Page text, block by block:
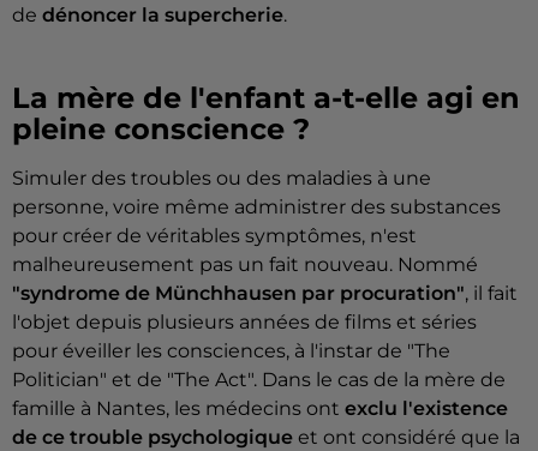
de dénoncer la supercherie.
La mère de l'enfant a-t-elle agi en
pleine conscience ?
Simuler des troubles ou des maladies à une
personne, voire même administrer des substances
pour créer de véritables symptômes, n'est
malheureusement pas un fait nouveau. Nommé
"syndrome de Münchhausen par procuration", il fait
l'objet depuis plusieurs années de films et séries
pour éveiller les consciences, à l'instar de "The
Politician" et de "The Act". Dans le cas de la mère de
famille à Nantes, les médecins ont exclu l'existence
de ce trouble psychologique et ont considéré que la